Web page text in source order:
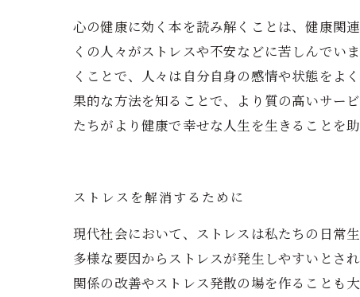
心の健康に効く本を読み解くことは、健康関
くの人々がストレスや不安などに苦しんでい
くことで、人々は自分自身の感情や状態をよ
果的な方法を知ることで、より質の高いサー
たちがより健康で幸せな人生を生きることを助
ストレスを解消するために
現代社会において、ストレスは私たちの日常
多様な要因からストレスが発生しやすいとさ
関係の改善やストレス発散の場を作ることも